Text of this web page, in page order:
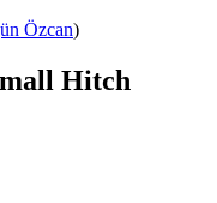
Özcan)
Hitch